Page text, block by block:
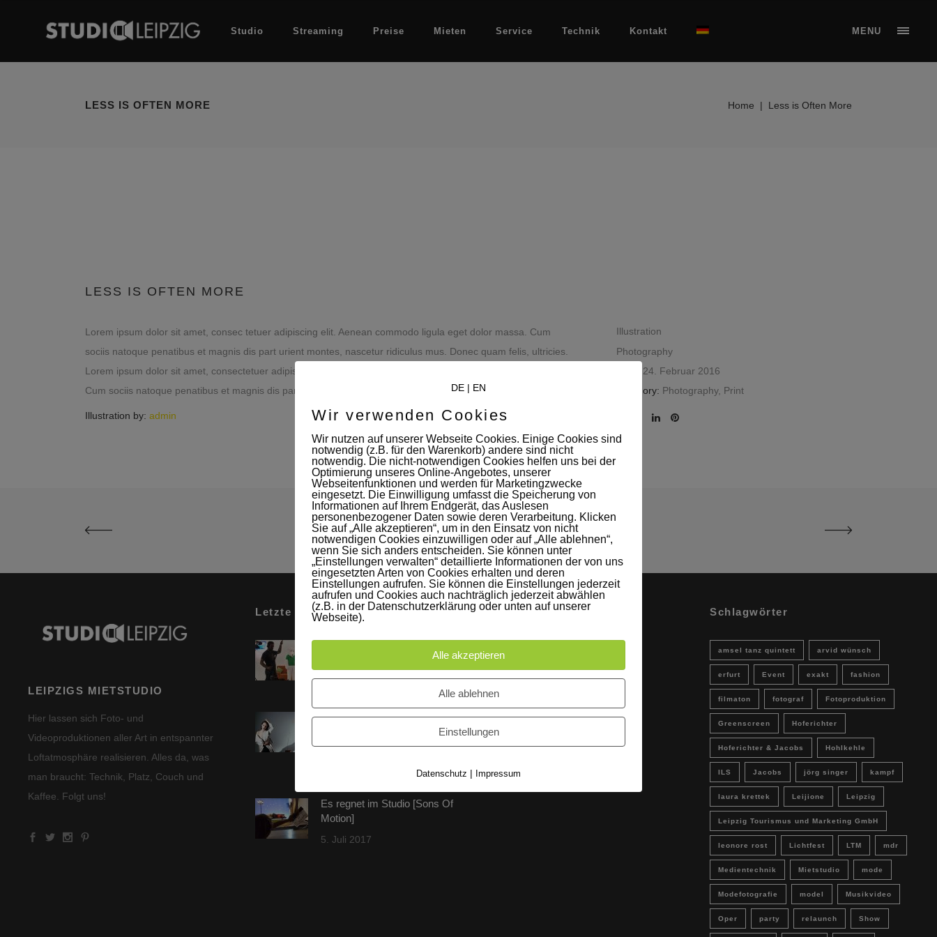
Studio Streaming Preise Mieten Service Technik Kontakt MENU
LESS IS OFTEN MORE Home | Less is Often More
LESS IS OFTEN MORE
Lorem ipsum dolor sit amet, consec tetuer adipiscing elit. Aenean commodo ligula eget dolor massa. Cum
sociis natoque penatibus et magnis dis part urient montes, nascetur ridiculus mus. Donec quam felis, ultricies.
Lorem ipsum dolor sit amet, consectetuer adipiscing elit. Aenean commodo ligula eget dolor. Aenean massa.
Cum sociis natoque penatibus et magnis dis parturient montes, nascetur ridiculus mus.
Illustration by: admin
Illustration
Photography
24. Februar 2016
Category: Photography, Print
LEIPZIGS MIETSTUDIO
Hier lassen sich Foto- und
Videoproduktionen aller Art in entspannter
Loftatmosphäre realisieren. Alles da, was
man braucht: Technik, Platz, Couch und
Kaffee. Folgt uns!
Letzte Beiträge
9. Oktober 2017
FLAMINGOCAT Premium
Jehnichen]
Es regnet im Studio [Sons Of
Motion]
5. Juli 2017
Instagram Schlagwörter
amsel tanz quintett arvid wünsch
erfurt Event exakt fashion
filmaton fotograf Fotoproduktion
Greenscreen Hoferichter
Hoferichter & Jacobs Hohlkehle
ILS Jacobs jörg singer kampf
laura krettek Leijione Leipzig
Leipzig Tourismus und Marketing GmbH
leonore rost Lichtfest LTM mdr
Medientechnik Mietstudio mode
Modefotografie model Musikvideo
Oper party relaunch Show
DE | EN
Wir verwenden Cookies
Wir nutzen auf unserer Webseite Cookies. Einige Cookies sind
notwendig (z.B. für den Warenkorb) andere sind nicht
notwendig. Die nicht-notwendigen Cookies helfen uns bei der
Optimierung unseres Online-Angebotes, unserer
Webseitenfunktionen und werden für Marketingzwecke
eingesetzt. Die Einwilligung umfasst die Speicherung von
Informationen auf Ihrem Endgerät, das Auslesen
personenbezogener Daten sowie deren Verarbeitung. Klicken
Sie auf „Alle akzeptieren“, um in den Einsatz von nicht
notwendigen Cookies einzuwilligen oder auf „Alle ablehnen“,
wenn Sie sich anders entscheiden. Sie können unter
„Einstellungen verwalten“ detaillierte Informationen der von uns
eingesetzten Arten von Cookies erhalten und deren
Einstellungen aufrufen. Sie können die Einstellungen jederzeit
aufrufen und Cookies auch nachträglich jederzeit abwählen
(z.B. in der Datenschutzerklärung oder unten auf unserer
Webseite).
Alle akzeptieren
Alle ablehnen
Einstellungen
Datenschutz | Impressum